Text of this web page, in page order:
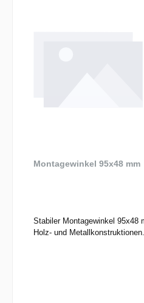
Montagewinkel 95x48 mm
Stabiler Montagewinkel 95x48
Holz- und Metallkonstruktionen.